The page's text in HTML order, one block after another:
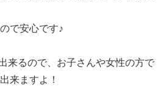
で安心です♪
来るので、お子さんや女性の方で
来ますよ！